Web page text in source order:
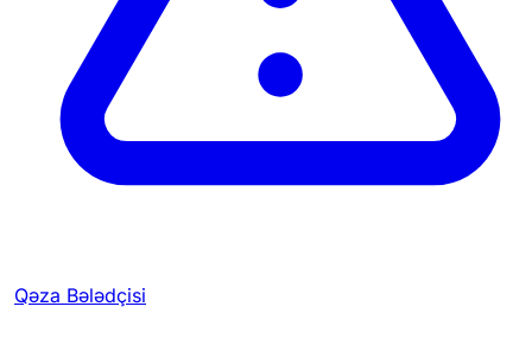
Qəza Bələdçisi